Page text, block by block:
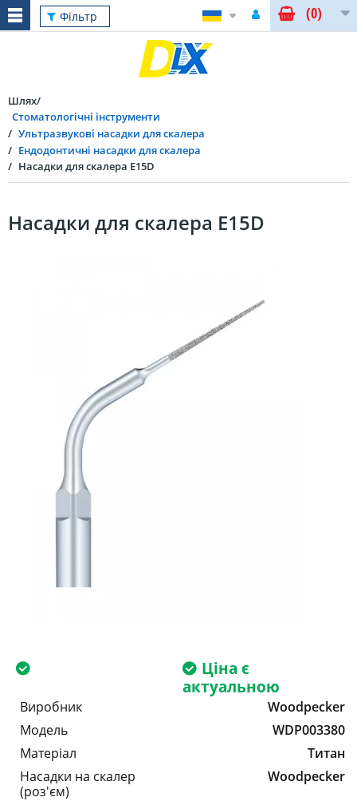
Фільтр (0)
Шлях
Стоматологічні інструменти
Ультразвукові насадки для скалера
Ендодонтичні насадки для скалера
Насадки для скалера E15D
Насадки для скалера E15D
Ціна є
актуальною
Виробник
Woodpecker
Модель
WDP003380
Матеріал
Титан
Насадки на скалер
(роз'єм)
Woodpecker